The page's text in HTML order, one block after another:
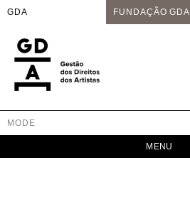
GDA FUNDAÇÃO GDA
content
GDA
Juntos no mesmo palco
MODE